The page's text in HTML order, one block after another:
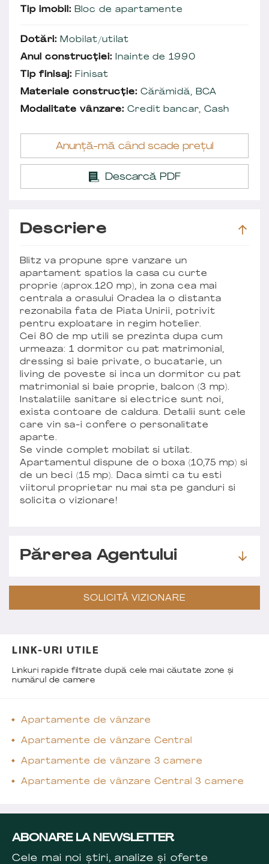
Tip imobil: Bloc de apartamente
Dotări: Mobilat/utilat
Anul construcției: Inainte de 1990
Tip finisaj: Finisat
Materiale construcție: Cărămidă, BCA
Modalitate vânzare: Credit bancar, Cash
Anunță-mă când scade prețul
Descarcă PDF
Descriere
Blitz va propune spre vanzare un
apartament spatios la casa cu curte
proprie (aprox.120 mp), in zona cea mai
centrala a orasului Oradea la o distanta
rezonabila fata de Piata Unirii, potrivit
pentru exploatare in regim hotelier.
Cei 80 de mp utili se prezinta dupa cum
urmeaza: 1 dormitor cu pat matrimonial,
dressing si baie private, o bucatarie, un
living de poveste si inca un dormitor cu pat
matrimonial si baie proprie, balcon (3 mp).
Instalatiile sanitare si electrice sunt noi,
exista contoare de caldura. Detalii sunt cele
care vin sa-i confere o personalitate
aparte.
Se vinde complet mobilat si utilat.
Apartamentul dispune de o boxa (10,75 mp) si
de un beci (15 mp). Daca simti ca tu esti
viitorul proprietar nu mai sta pe ganduri si
solicita o vizionare!
Părerea Agentului
SOLICITĂ VIZIONARE
LINK-URI UTILE
Linkuri rapide filtrate după cele mai căutate zone și
numărul de camere
Apartamente de vânzare
Apartamente de vânzare Central
Apartamente de vânzare 3 camere
Apartamente de vânzare Central 3 camere
ABONARE LA NEWSLETTER
Cele mai noi știri, analize și oferte